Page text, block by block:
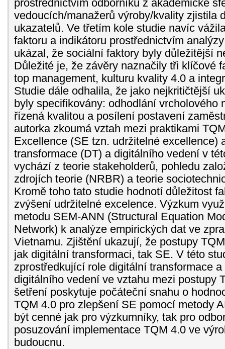
prostřednictvím odborníků z akademické
vedoucích/manažerů výroby/kvality zjistila
ukazatelů. Ve třetím kole studie navíc
faktoru a indikátoru prostřednictvím
ukázal, že sociální faktory byly důležitější
Důležité je, že závěry naznačily tři klíčové
top management, kulturu kvality 4.0 a
Studie dále odhalila, že jako nejkritičtější
byly specifikovány: odhodlání vrcholového
řízená kvalitou a posílení postavení
autorka zkoumá vztah mezi praktikami
Excellence (SE tzn. udržitelné excellence)
transformace (DT) a digitálního vedení v
vychází z teorie stakeholderů, pohledu
zdrojích teorie (NRBR) a teorie
Kromě toho tato studie hodnotí důležitost
zvýšení udržitelné excelence. Výzkum
metodu SEM-ANN (Structural Equation
Network) k analýze empirických dat ve
Vietnamu. Zjištění ukazují, že postupy
jak digitální transformaci, tak SE. V této
zprostředkující role digitální transformace
digitálního vedení ve vztahu mezi postupy
šetření poskytuje počáteční snahu o
TQM 4.0 pro zlepšení SE pomocí metody
být cenné jak pro výzkumníky, tak pro
posuzování implementace TQM 4.0 ve
budoucnu.